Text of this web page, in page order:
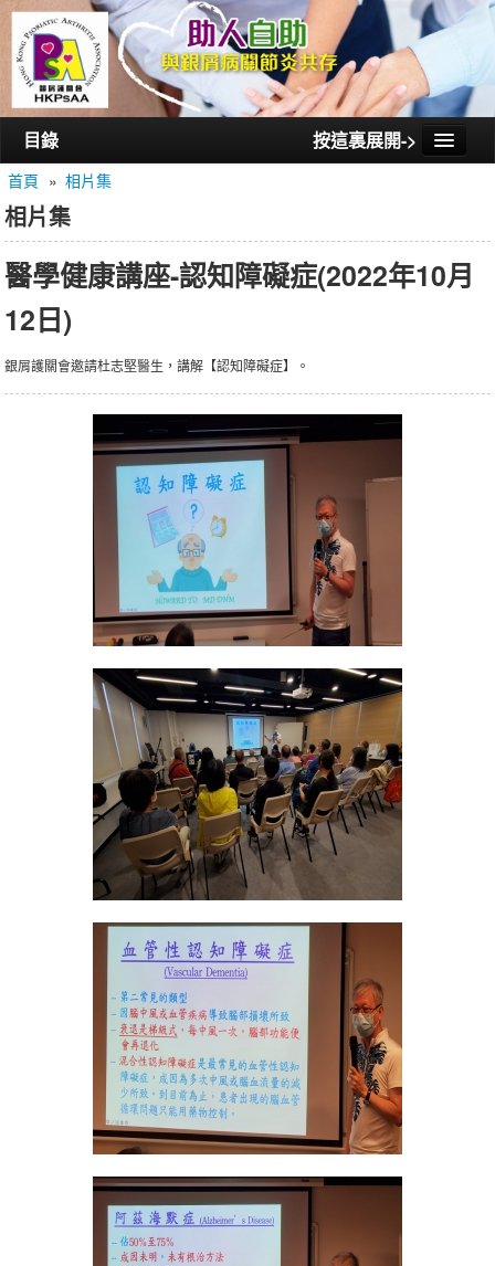
目錄 按這裏展開->
首頁
認識銀屑護關會
認識銀屑關節炎
活動/講座
會員通訊
聯絡我們
首頁 » 相片集
相片集
醫學健康講座-認知障礙症(2022年10月
12日)
銀屑護關會邀請杜志堅醫生，講解【認知障礙症】。